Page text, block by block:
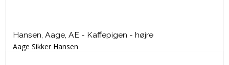
Hansen, Aage, AE - Kaffepigen - højre
Aage Sikker Hansen